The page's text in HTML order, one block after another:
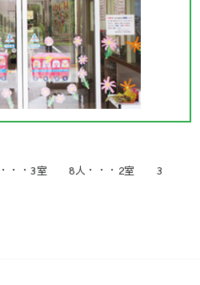
・・3室 8人・・・2室 3